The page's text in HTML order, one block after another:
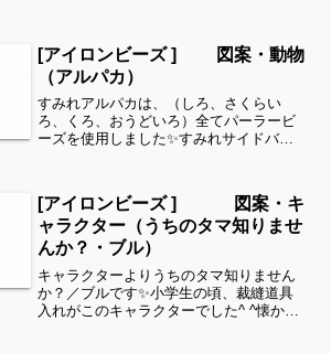
ことができます！お時間がありました
ら、他の図案もぜひ覗いてみ...
[アイロンビーズ ] 図案・動物
（アルパカ）
すみれアルパカは、（しろ、さくらい
ろ、くろ、おうどいろ）全てパーラービ
ーズを使用しました✨すみれサイドバー
間がありましたら、他の図案もぜひ覗い
てみてください^ ^動物シ...
[アイロンビーズ ] 図案・キ
ャラクター（うちのタマ知りませ
んか？・ブル）
キャラクターよりうちのタマ知りません
か？／ブルです✨小学生の頃、裁縫道具
入れがこのキャラクターでした^ ^懐かし